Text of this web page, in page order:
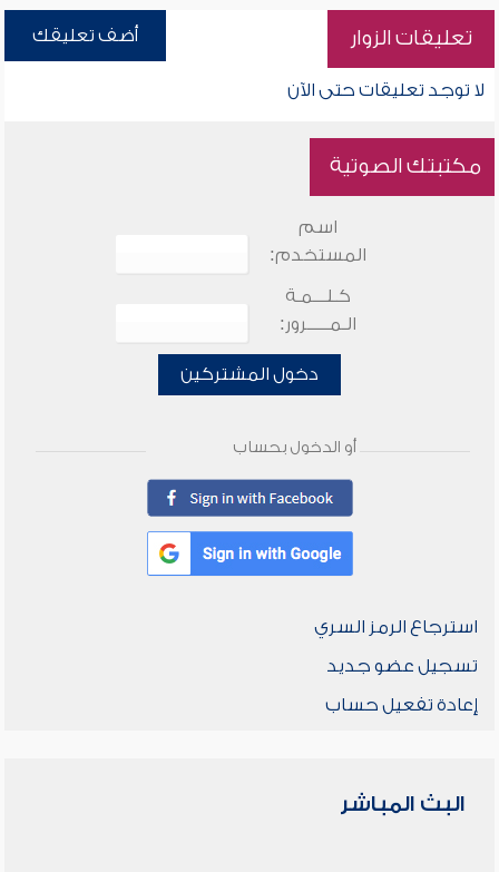
تعليقات الزوار أضف تعليقك
لا توجد تعليقات حتى الآن
مكتبتك الصوتية
اسم
المستخدم:
كـلـــمـة
الـمـــــرور:
دخول المشتركين
أو الدخول بحساب
استرجاع الرمز السري
تسجيل عضو جديد
إعادة تفعيل حساب
البث المباشر